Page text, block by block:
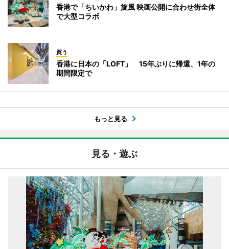
香港で「ちいかわ」旋風 映画公開に合わせ街全体
で大型コラボ
買う
香港に日本の「LOFT」 15年ぶりに帰還、1年の
期間限定で
もっと見る
見る・遊ぶ